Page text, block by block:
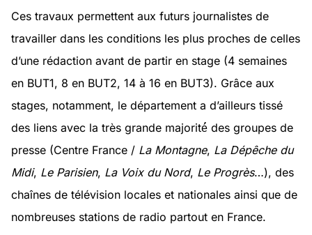
Ces travaux permettent aux futurs journalistes de
travailler dans les conditions les plus proches de celles
d’une rédaction avant de partir en stage (4 semaines
en BUT1, 8 en BUT2, 14 à 16 en BUT3). Grâce aux
stages, notamment, le département a d’ailleurs tissé
des liens avec la très grande majorité́ des groupes de
presse (Centre France / La Montagne, La Dépêche du
Midi, Le Parisien, La Voix du Nord, Le Progrès…), des
chaînes de télévision locales et nationales ainsi que de
nombreuses stations de radio partout en France.